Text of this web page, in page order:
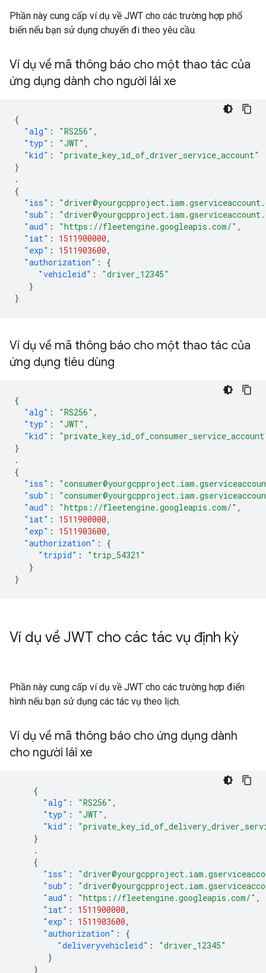
Phần này cung cấp ví dụ về JWT cho các trường hợp phổ
biến nếu bạn sử dụng chuyến đi theo yêu cầu.
Ví dụ về mã thông báo cho một thao tác của
ứng dụng dành cho người lái xe
{
"alg" : "RS256" ,
"typ" : "JWT" ,
"kid" :
"private_key_id_of_driver_service_account"
}
.
{
"iss" :
"sub" :
"aud" : "https://fleetengine.googleapis.com/" ,
"iat" : 1511900000,
"exp" : 1511903600,
"authorization" :
{
"vehicleid" :
"driver_12345"
}
}
Ví dụ về mã thông báo cho một thao tác của
ứng dụng tiêu dùng
{
"alg" : "RS256" ,
"typ" : "JWT" ,
"kid" :
}
.
{
"iss" :
"sub" :
"aud" : "https://fleetengine.googleapis.com/" ,
"iat" : 1511900000,
"exp" : 1511903600,
"authorization" :
{
"tripid" :
"trip_54321"
}
}
Ví dụ về JWT cho các tác vụ định kỳ
Phần này cung cấp ví dụ về JWT cho các trường hợp điển
hình nếu bạn sử dụng các tác vụ theo lịch.
Ví dụ về mã thông báo cho ứng dụng dành
cho người lái xe
{
"alg" : "RS256" ,
"typ" : "JWT" ,
"kid" :
}
.
{
"iss" :
"sub" :
"aud" : "https://fleetengine.googleapis.com/" ,
"iat" : 1511900000,
"exp" : 1511903600,
"authorization" :
{
"deliveryvehicleid" :
"driver_12345"
}
}